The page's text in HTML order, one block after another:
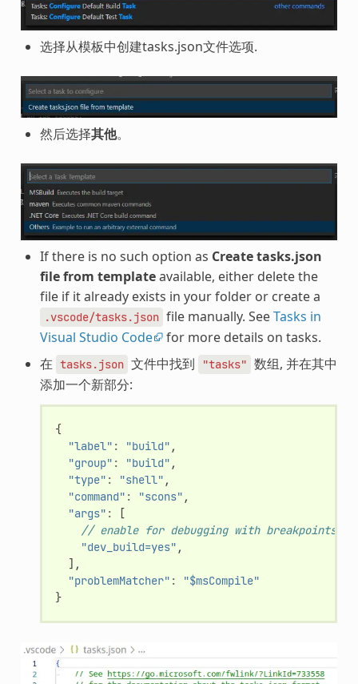
选择从模板中创建tasks.json文件选项.
然后选择其他。
If there is no such option as Create tasks.json
file from templateavailable, either delete the
file if it already exists in your folder or create a
.vscode/tasks.json file manually. SeeTasks in
Visual Studio Code for more details on tasks.
在 tasks.json 文件中找到 "tasks" 数组, 并在其中
添加一个新部分:
{
"label" : "build" ,
"group" : "build" ,
"type" : "shell" ,
"command" : "scons" ,
"args" :
[
// enable for debugging with breakpoints
"dev_build=yes" ,
],
"problemMatcher" :
"$msCompile"
}